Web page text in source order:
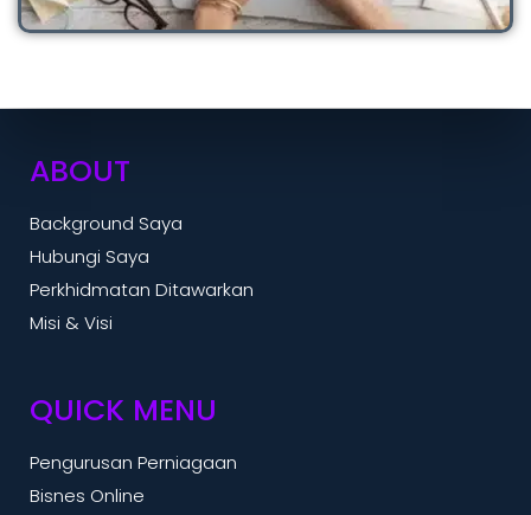
ABOUT
Background Saya
Hubungi Saya
Perkhidmatan Ditawarkan
Misi & Visi
QUICK MENU
Pengurusan Perniagaan
Bisnes Online